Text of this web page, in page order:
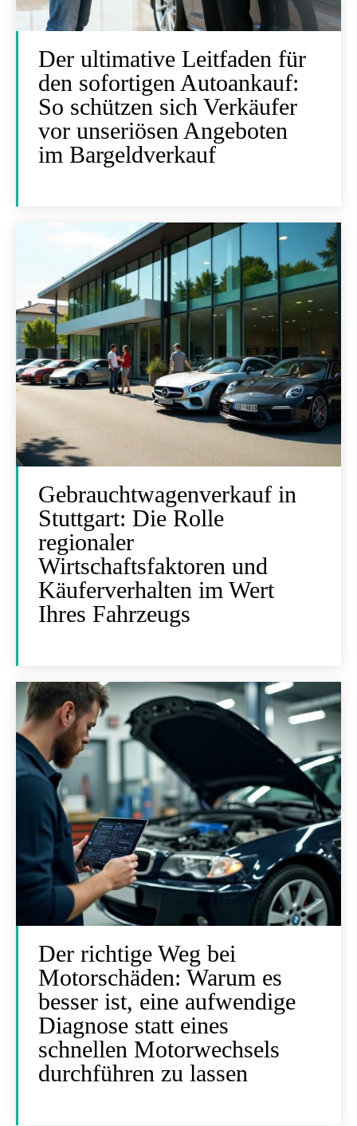
Der ultimative Leitfaden für
den sofortigen Autoankauf:
So schützen sich Verkäufer
vor unseriösen Angeboten
im Bargeldverkauf
Gebrauchtwagenverkauf in
Stuttgart: Die Rolle
regionaler
Wirtschaftsfaktoren und
Käuferverhalten im Wert
Ihres Fahrzeugs
Der richtige Weg bei
Motorschäden: Warum es
besser ist, eine aufwendige
Diagnose statt eines
schnellen Motorwechsels
durchführen zu lassen